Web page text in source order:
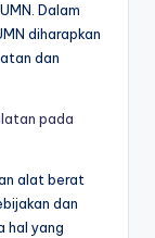
Dalam
diharapkan
dan
pada
alat berat
dan
hal yang